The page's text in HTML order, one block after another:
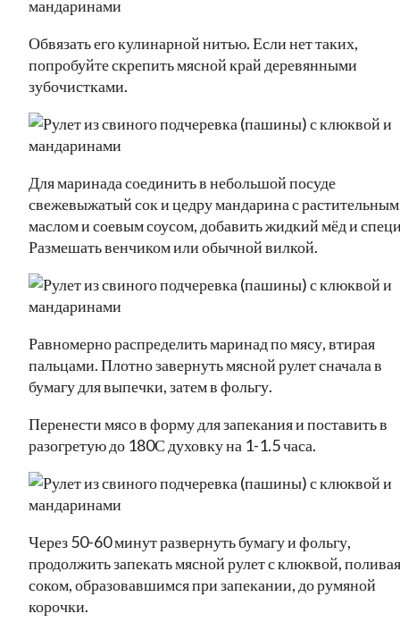
Обвязать его кулинарной нитью. Если нет таких,
попробуйте скрепить мясной край деревянными
зубочистками.
Для маринада соединить в небольшой посуде
свежевыжатый сок и цедру мандарина с растительным
маслом и соевым соусом, добавить жидкий мёд и
Размешать венчиком или обычной вилкой.
Равномерно распределить маринад по мясу, втирая
пальцами. Плотно завернуть мясной рулет сначала в
бумагу для выпечки, затем в фольгу.
Перенести мясо в форму для запекания и поставить в
разогретую до 180С духовку на 1-1.5 часа.
Через 50-60 минут развернуть бумагу и фольгу,
продолжить запекать мясной рулет с клюквой, поливая
соком, образовавшимся при запекании, до румяной
корочки.